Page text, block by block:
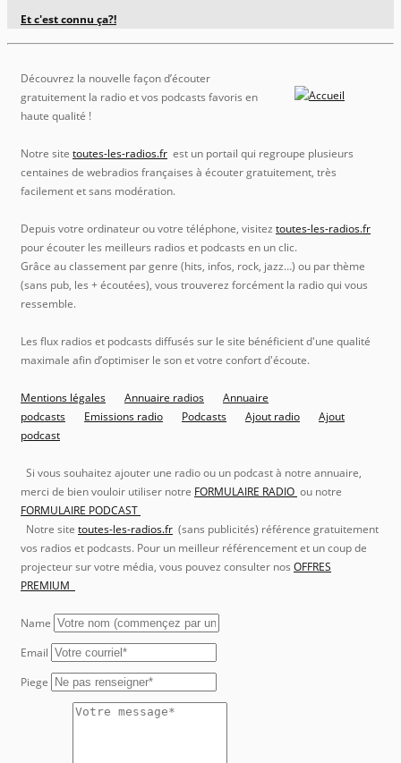
Et c'est connu ça?!
Découvrez la nouvelle façon d’écouter
gratuitement la radio et vos podcasts favoris en
haute qualité !
Notre site toutes-les-radios.fr est un portail qui regroupe plusieurs
centaines de webradios françaises à écouter gratuitement, très
facilement et sans modération.
Depuis votre ordinateur ou votre téléphone, visitez toutes-les-radios.fr
pour écouter les meilleurs radios et podcasts en un clic.
Grâce au classement par genre (hits, infos, rock, jazz…) ou par thème
(sans pub, les + écoutées), vous trouverez forcément la radio qui vous
ressemble.
Les flux radios et podcasts diffusés sur le site bénéficient d'une qualité
maximale afin d’optimiser le son et votre confort d'écoute.
Mentions légales Annuaire radios
Annuaire
podcasts
Emissions radio Podcasts Ajout radio
Ajout
podcast
Si vous souhaitez ajouter une radio ou un podcast à notre annuaire,
merci de bien vouloir utiliser notre FORMULAIRE RADIO ou notre
FORMULAIRE PODCAST
Notre site toutes-les-radios.fr (sans publicités) référence gratuitement
vos radios et podcasts. Pour un meilleur référencement et un coup de
projecteur sur votre média, vous pouvez consulter nos OFFRES
PREMIUM
Name
Email
Piege